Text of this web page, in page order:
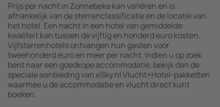
Prijs per nacht in Zonnebeke kan variëren en is
afhankelijk van de sterrenclassificatie en de locatie van
het hotel. Een nacht in een hotel van gemiddelde
kwaliteit kan tussen de vijftig en honderd euro kosten.
Vijfsterrenhotels ontvangen hun gasten voor
tweehonderd euro en meer per nacht. Indien u op zoek
bent naar een goedkope accommodatie, bekijk dan de
speciale aanbieding van eSky.nl Vlucht+Hotel-pakketten
waarmee u de accommodatie en vlucht direct kunt
boeken.